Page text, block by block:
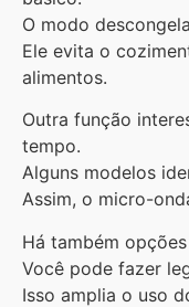
O modo
Ele evita o
alimentos.
Outra função
tempo.
Alguns modelos
Assim, o micro-
Há também
Você pode fazer
Isso amplia o uso